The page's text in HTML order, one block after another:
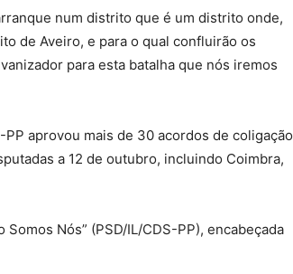
num distrito que é um distrito onde,
de Aveiro, e para o qual confluirão os
para esta batalha que nós iremos
aprovou mais de 30 acordos de coligação
a 12 de outubro, incluindo Coimbra,
Nós” (PSD/IL/CDS-PP), encabeçada